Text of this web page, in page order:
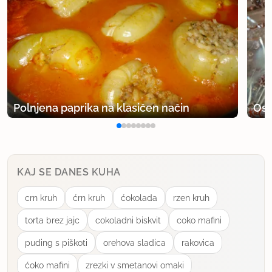
Polnjena paprika na klasičen način
KAJ SE DANES KUHA
crn kruh ćrn kruh ćokolada rzen kruh
torta brez jajc cokoladni biskvit coko mafini
puding s piškoti orehova sladica rakovica
ćoko mafini zrezki v smetanovi omaki